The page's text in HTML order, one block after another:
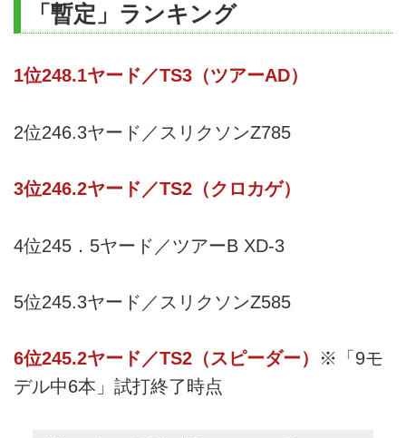
「暫定」ランキング
1位248.1ヤード／TS3（ツアーAD）
2位246.3ヤード／スリクソンZ785
3位246.2ヤード／TS2（クロカゲ）
4位245．5ヤード／ツアーB XD-3
5位245.3ヤード／スリクソンZ585
6位245.2ヤード／TS2（スピーダー）
※「9モ
デル中6本」試打終了時点